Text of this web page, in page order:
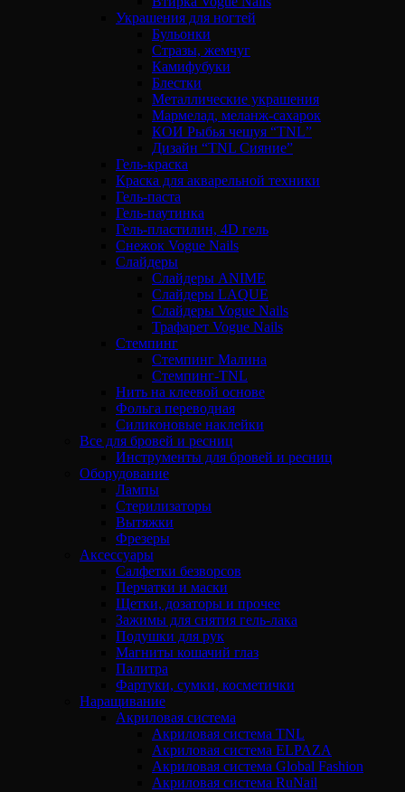
Украшения для ногтей
Бульонки
Стразы, жемчуг
Камифубуки
Блестки
Металлические украшения
Мармелад, меланж-сахарок
КОИ Рыбья чешуя “TNL”
Дизайн “TNL Сияние”
Гель-краска
Краска для акварельной техники
Гель-паста
Гель-паутинка
Гель-пластилин, 4D гель
Снежок Vogue Nails
Слайдеры
Слайдеры ANIME
Слайдеры LAQUE
Слайдеры Vogue Nails
Трафарет Vogue Nails
Стемпинг
Стемпинг Малина
Стемпинг-TNL
Нить на клеевой основе
Фольга переводная
Силиконовые наклейки
Все для бровей и ресниц
Инструменты для бровей и ресниц
Оборудование
Лампы
Стерилизаторы
Вытяжки
Фрезеры
Аксессуары
Салфетки безворсов
Перчатки и маски
Щетки, дозаторы и прочее
Зажимы для снятия гель-лака
Подушки для рук
Магниты кошачий глаз
Палитра
Фартуки, сумки, косметички
Наращивание
Акриловая система
Акриловая система TNL
Акриловая система ELPAZA
Акриловая система Global Fashion
Акриловая система RuNail